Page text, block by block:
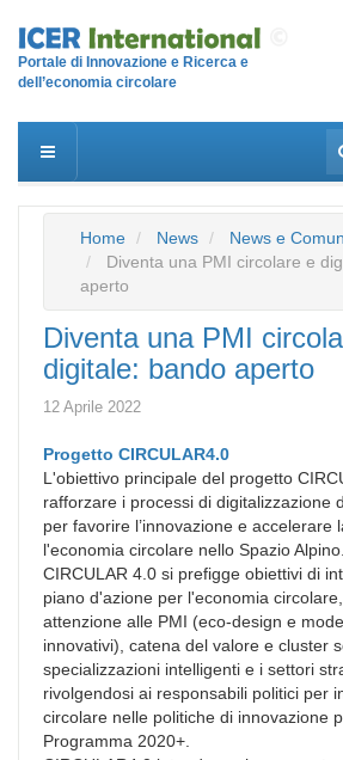
Portale di Innovazione e Ricerca e
dell’economia circolare
Home News
News e
Diventa una PMI circolare e
aperto
Diventa una PMI
digitale: bando aperto
12 Aprile 2022
Progetto CIRCULAR4.0
L'obiettivo principale del progetto
rafforzare i processi di digitalizzazione
per favorire l’innovazione e accelerare
l'economia circolare nello Spazio Alpino.
CIRCULAR 4.0 si prefigge obiettivi di
piano d'azione per l'economia
attenzione alle PMI (eco-design e
innovativi), catena del valore e cluster
specializzazioni intelligenti e i settori
rivolgendosi ai responsabili politici per
circolare nelle politiche di innovazione
Programma 2020+.